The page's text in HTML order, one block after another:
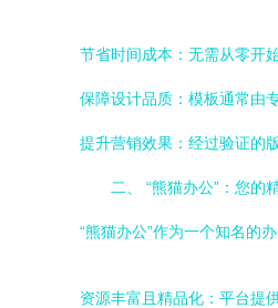
节省时间成本：无需从零开
保障设计品质：模板通常由
提升营销效果：经过验证的
二、 “熊猫办公”：您的
“熊猫办公”作为一个知名的
资源丰富且精品化：平台提